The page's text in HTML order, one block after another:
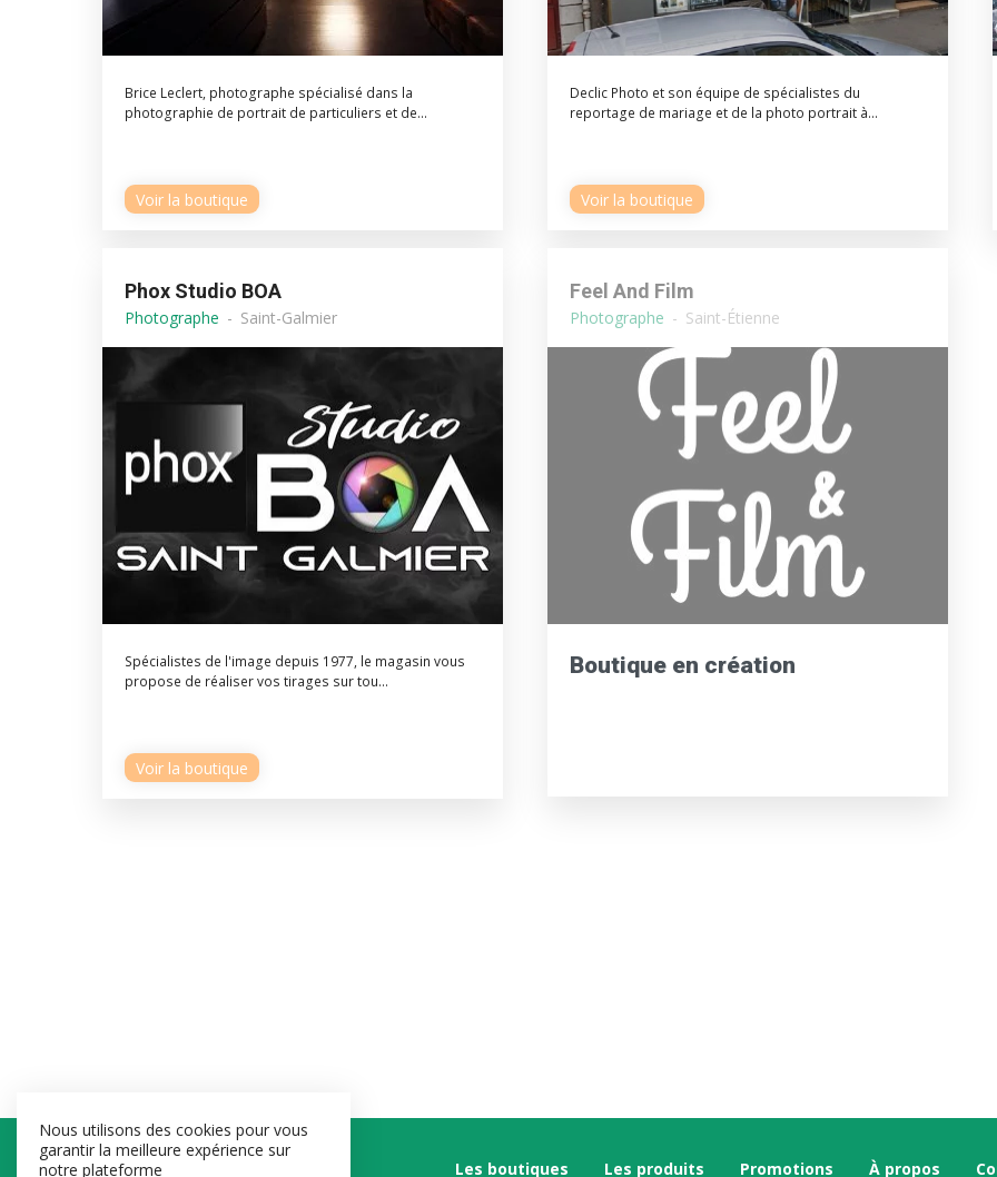
Brice Leclert, photographe spécialisé dans la
photographie de portrait de particuliers et de...
Voir la boutique
Declic Photo et son équipe de spécialistes du
reportage de mariage et de la photo portrait à...
Voir la boutique
Phox Studio BOA
Photographe Saint-Galmier
Spécialistes de l'image depuis 1977, le magasin vous
propose de réaliser vos tirages sur tou...
Voir la boutique
Feel And Film
Photographe Saint-Étienne
Boutique en création
Les boutiques Les produits Promotions À propos
Nous utilisons des cookies pour vous
garantir la meilleure expérience sur
notre plateforme